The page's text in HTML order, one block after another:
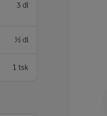
3 dl
½ dl
1 tsk